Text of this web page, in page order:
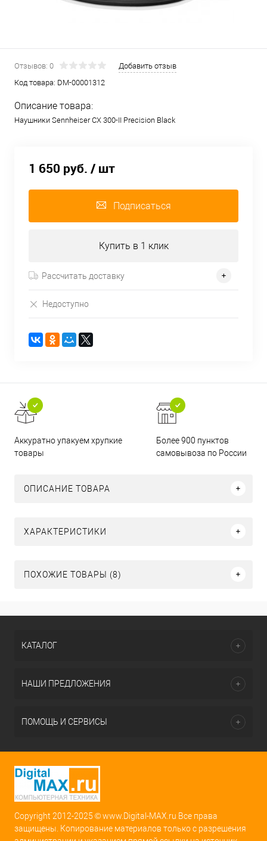
Отзывов: 0
Добавить отзыв
Код товара: DM-00001312
Описание товара:
Наушники Sennheiser CX 300-II Precision Black
1 650 руб. / шт
Подписаться
Купить в 1 клик
Рассчитать доставку
Недоступно
Аккуратно упакуем хрупкие
товары
Более 900 пунктов
самовывоза по России
ОПИСАНИЕ ТОВАРА
ХАРАКТЕРИСТИКИ
ПОХОЖИЕ ТОВАРЫ (8)
КАТАЛОГ
НАШИ ПРЕДЛОЖЕНИЯ
ПОМОЩЬ И СЕРВИСЫ
Copyright 2012-2025 © www.Digital-MAX.ru Все права
защищены. Копирование материалов только с разрешения